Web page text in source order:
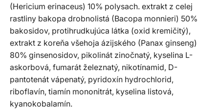
(Hericium erinaceus) 10% polysach. extrakt z celej
rastliny bakopa drobnolistá (Bacopa monnieri) 50%
bakosidov, protihrudkujúca látka (oxid kremičitý),
extrakt z koreňa všehoja ázijského (Panax ginseng)
80% ginsenosidov, pikolinát zinočnatý, kyselina L-
askorbová, fumarát železnatý, nikotínamid, D-
pantotenát vápenatý, pyridoxín hydrochlorid,
riboflavín, tiamín mononitrát, kyselina listová,
kyanokobalamín.